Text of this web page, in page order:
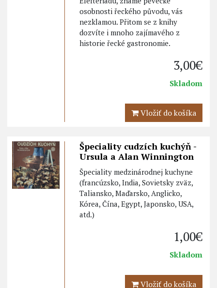
osobnosti řeckého původu, vás
nezklamou. Přitom se z knihy
dozvíte i mnoho zajímavého z
historie řecké gastronomie.
3,00€
Skladom
Vložiť do košíka
Špeciality cudzích kuchýň -
Ursula a Alan Winnington
Špeciality medzinárodnej kuchyne
(francúzsko, India, Sovietsky zväz,
Taliansko, Maďarsko, Anglicko,
Kórea, Čína, Egypt, Japonsko, USA,
atd.)
1,00€
Skladom
Vložiť do košíka